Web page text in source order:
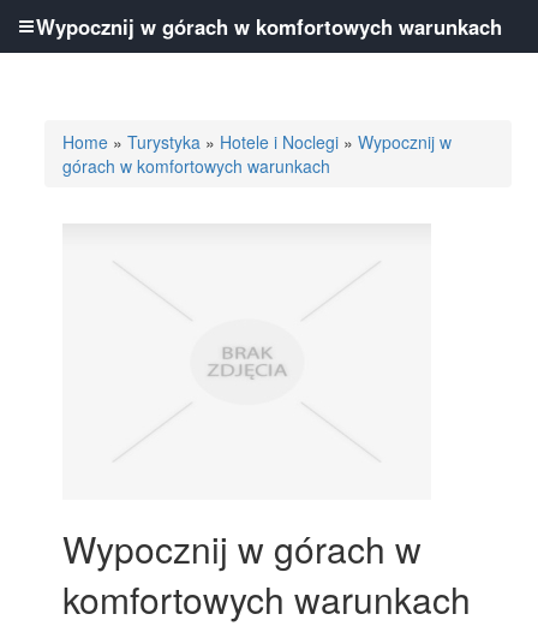
Home »Turystyka » Hotele i Noclegi »Wypocznij w
górach w komfortowych warunkach
Wypocznij w górach w
komfortowych warunkach
Wypocznij w górach w komfortowych warunkach